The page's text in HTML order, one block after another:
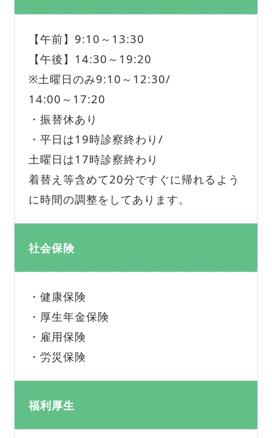
【午前】9:10～13:30
【午後】14:30～19:20
※土曜日のみ9:10～12:30/
14:00～17:20
・振替休あり
・平日は19時診察終わり/
土曜日は17時診察終わり
着替え等含めて20分ですぐに帰れるよう
に時間の調整をしてあります。
社会保険
・健康保険
・厚生年金保険
・雇用保険
・労災保険
福利厚生